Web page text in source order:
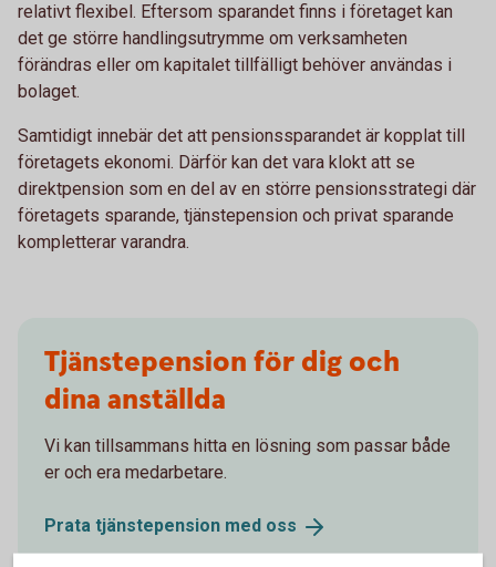
relativt flexibel. Eftersom sparandet finns i företaget kan
det ge större handlingsutrymme om verksamheten
förändras eller om kapitalet tillfälligt behöver användas i
bolaget.
Samtidigt innebär det att pensionssparandet är kopplat till
företagets ekonomi. Därför kan det vara klokt att se
direktpension som en del av en större pensionsstrategi där
företagets sparande, tjänstepension och privat sparande
kompletterar varandra.
Tjänstepension för dig och
dina anställda
Vi kan tillsammans hitta en lösning som passar både
er och era medarbetare.
Prata tjänstepension med oss